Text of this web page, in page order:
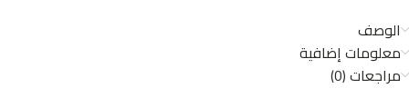
الوصف
معلومات إضافية
مراجعات (0)